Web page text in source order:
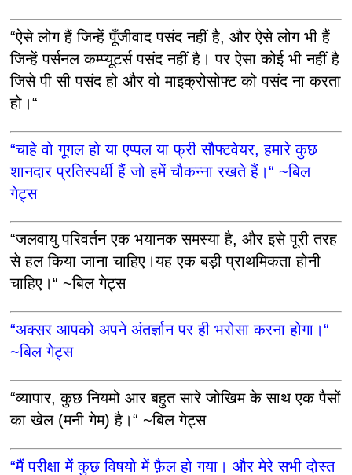
“ऐसे लोग हैं जिन्हें पूँजीवाद पसंद नहीं है, और ऐसे लोग भी हैं
जिन्हें पर्सनल कम्प्यूटर्स पसंद नहीं है। पर ऐसा कोई भी नहीं है
जिसे पी सी पसंद हो और वो माइक्रोसोफ्ट को पसंद ना करता
हो।“
“चाहे वो गूगल हो या एप्पल या फ्री सौफ्टवेयर, हमारे कुछ
शानदार प्रतिस्पर्धी हैं जो हमें चौकन्ना रखते हैं।“ ~बिल
गेट्स
“जलवायु परिवर्तन एक भयानक समस्या है, और इसे पूरी तरह
से हल किया जाना चाहिए।यह एक बड़ी प्राथमिकता होनी
चाहिए।“ ~बिल गेट्स
“अक्सर आपको अपने अंतर्ज्ञान पर ही भरोसा करना होगा।“
~बिल गेट्स
“व्यापार, कुछ नियमो आर बहुत सारे जोखिम के साथ एक पैसों
का खेल (मनी गेम) है।“ ~बिल गेट्स
“मैं परीक्षा में कुछ विषयो में फ़ैल हो गया। और मेरे सभी दोस्त